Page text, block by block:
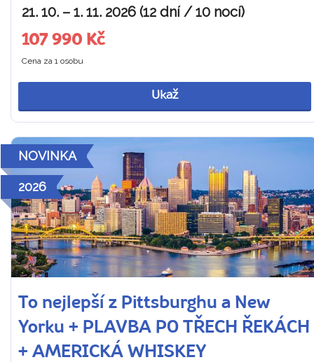
21. 10. – 1. 11. 2026 (12 dní / 10 nocí)
107 990 Kč
Cena za 1 osobu
Ukaž
NOVINKA
2026
To nejlepší z Pittsburghu a New
Yorku + PLAVBA PO TŘECH ŘEKÁCH
+ AMERICKÁ WHISKEY